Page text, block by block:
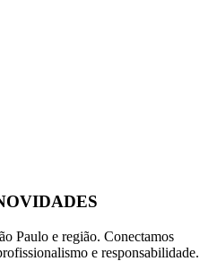
Paulo e região. Conectamos
e responsabilidade.